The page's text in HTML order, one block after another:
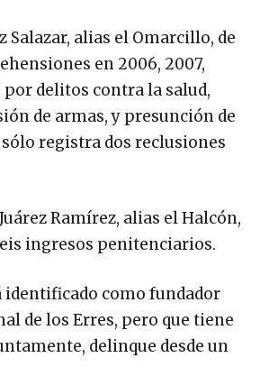
Salazar, alias el Omarcillo, de
en 2006, 2007,
por delitos contra la salud,
de armas, y presunción de
registra dos reclusiones
Ramírez, alias el Halcón,
ingresos penitenciarios.
identificado como fundador
de los Erres, pero que tiene
delinque desde un